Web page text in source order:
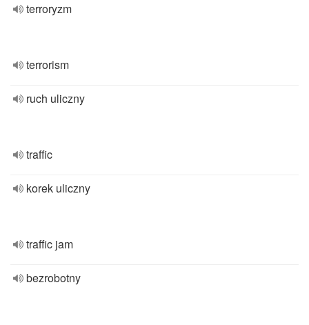
terroryzm
terrorism
ruch uliczny
traffic
korek uliczny
traffic jam
bezrobotny